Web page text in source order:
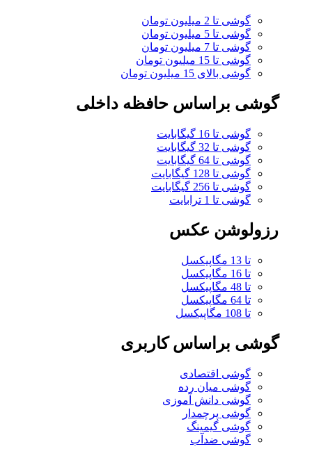
گوشی تا 2 میلیون تومان
گوشی تا 5 میلیون تومان
گوشی تا 7 میلیون تومان
گوشی تا 15 میلیون تومان
گوشی بالای 15 میلیون تومان
گوشی براساس حافظه داخلی
گوشی تا 16 گیگابایت
گوشی تا 32 گیگابایت
گوشی تا 64 گیگابایت
گوشی تا 128 گیگابایت
گوشی تا 256 گیگابایت
گوشی تا 1 ترابایت
رزولوشن عکس
تا 13 مگاپیکسل
تا 16 مگاپیکسل
تا 48 مگاپیکسل
تا 64 مگاپیکسل
تا 108 مگاپیکسل
گوشی براساس کاربری
گوشی اقتصادی
گوشی میان رده
گوشی دانش آموزی
گوشی پرچمدار
گوشی گیمینگ
گوشی ضدآب